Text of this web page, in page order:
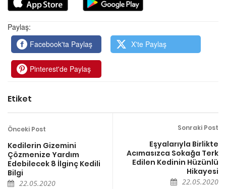
Paylaş:
Facebook'ta Paylaş
X'te Paylaş
Pinterest'de Paylaş
Etiket
Önceki Post
Kedilerin Gizemini
Çözmenize Yardım
Edebilecek 8 İlginç Kedili
Bilgi
22.05.2020
Sonraki Post
Eşyalarıyla Birlikte
Acımasızca Sokağa Terk
Edilen Kedinin Hüzünlü
Hikayesi
22.05.2020